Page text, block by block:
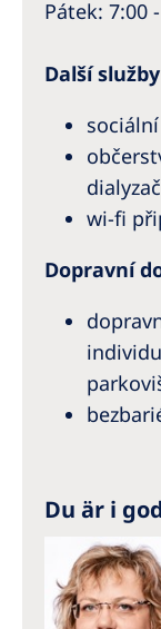
Pátek: 7:00
Další
wi-fi
Dopravní
Du är i